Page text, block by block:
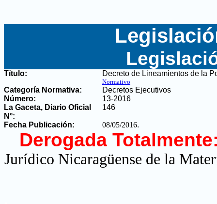
Título: Decreto de Lineamientos de la
Normativo
Categoría Normativa:
Decretos Ejecutivos
Número:
13-2016
La Gaceta, Diario Oficial
N°:
146
Fecha Publicación: 08/05/2016.
Derogada
Jurídico Nicaragüense de la